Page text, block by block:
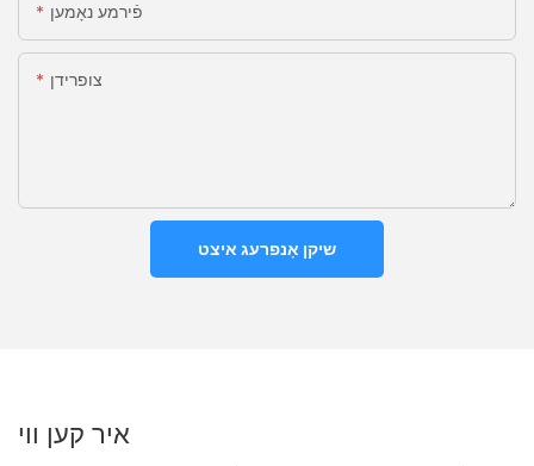
פֿירמע נאָמען
צופרידן
שיקן אָנפרעג איצט
איר קען ווי